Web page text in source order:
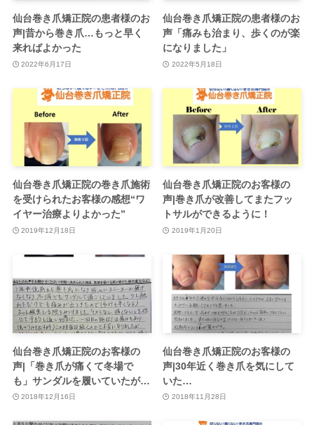
仙台巻き爪矯正院の患者様のお
声|昔から巻き爪…もっと早く
来ればよかった
2022年6月17日
仙台巻き爪矯正院の患者様のお
声「痛みも治まり、歩くのが楽
になりました」
2022年5月18日
仙台巻き爪矯正院の巻き爪施術
を受けられたお客様の感想“ワ
イヤー治療よりよかった”
2019年12月18日
仙台巻き爪矯正院のお客様の
声|巻き爪が改善してまたフッ
トサルができるように！
2019年1月20日
仙台巻き爪矯正院のお客様の
声|「巻き爪が痛くて冬場で
も」サンダルを履いていたが…
2018年12月16日
仙台巻き爪矯正院のお客様の
声|30年近く巻き爪を気にして
いた…
2018年11月28日